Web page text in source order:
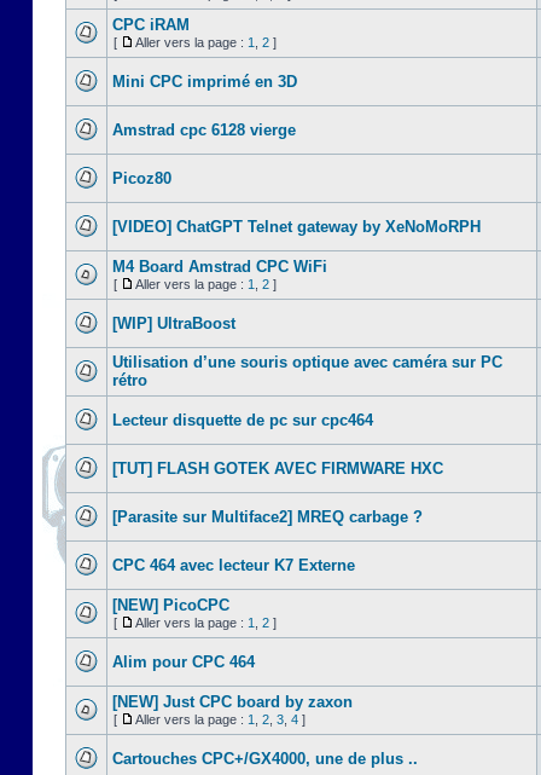
CPC iRAM
[ Aller vers la page : 1 2 ]
Mini CPC imprimé en 3D
Amstrad cpc 6128 vierge
Picoz80
[VIDEO] ChatGPT Telnet gateway by XeNoMoRPH
M4 Board Amstrad CPC WiFi
[ Aller vers la page : 1 2 ]
[WIP] UltraBoost
Utilisation d’une souris optique avec caméra sur PC
rétro
Lecteur disquette de pc sur cpc464
[TUT] FLASH GOTEK AVEC FIRMWARE HXC
[Parasite sur Multiface2] MREQ carbage ?
CPC 464 avec lecteur K7 Externe
[NEW] PicoCPC
[ Aller vers la page : 1 2 ]
Alim pour CPC 464
[NEW] Just CPC board by zaxon
[ Aller vers la page : 1 2 3 4 ]
Cartouches CPC+/GX4000, une de plus ..